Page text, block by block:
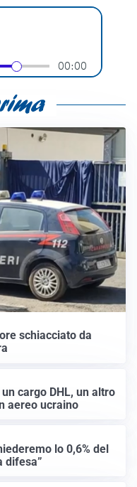
schiacciato da
cargo DHL, un altro
aereo ucraino
lo 0,6% del
difesa”